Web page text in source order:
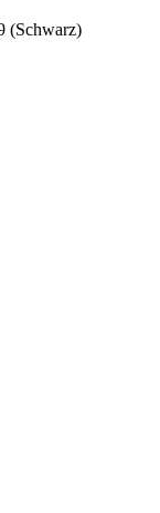
(Schwarz)